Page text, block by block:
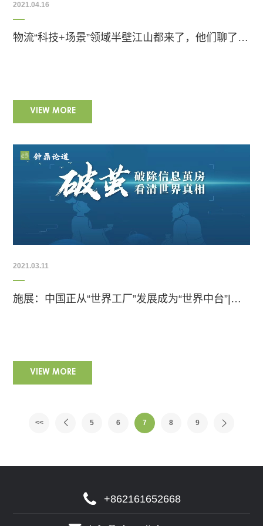
2021.04.16
物流“科技+场景”领域半壁江山都来了，他们聊了啥？|钟鼎论道
VIEW MORE
2021.03.11
施展：中国正从“世界工厂”发展成为“世界中台”|钟鼎论道
VIEW MORE
<< 5 6 7 8 9
+862161652668